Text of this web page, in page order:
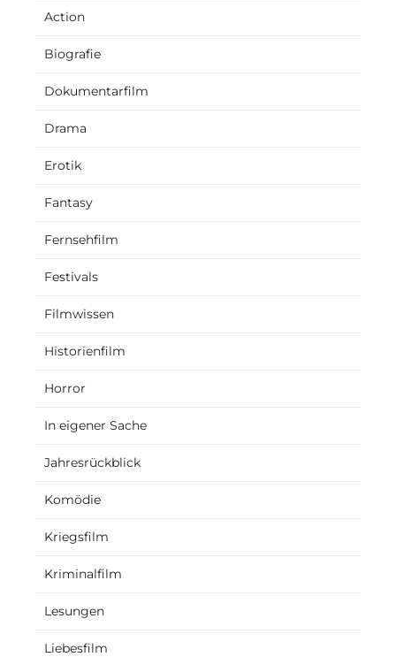
Action
Biografie
Dokumentarfilm
Drama
Erotik
Fantasy
Fernsehfilm
Festivals
Filmwissen
Historienfilm
Horror
In eigener Sache
Jahresrückblick
Komödie
Kriegsfilm
Kriminalfilm
Lesungen
Liebesfilm